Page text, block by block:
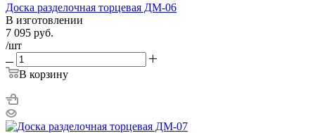
Доска разделочная торцевая ДМ-06
В изготовлении
7 095 руб.
/шт
В корзину